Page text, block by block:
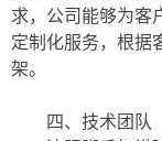
求，公司能够为客
定制化服务，根据
架。
四、技术团队